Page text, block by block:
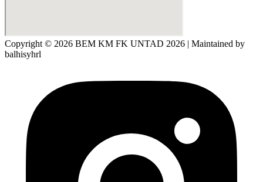
Copyright © 2026 BEM KM FK UNTAD 2026 | Maintained by
balhisyhrl